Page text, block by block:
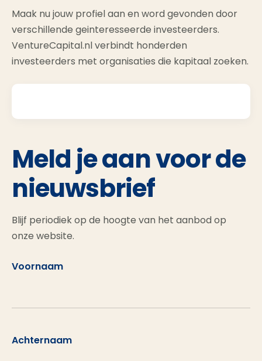
Maak nu jouw profiel aan en word gevonden door
verschillende geinteresseerde investeerders.
VentureCapital.nl verbindt honderden
investeerders met organisaties die kapitaal zoeken.
Meld je aan voor de
nieuwsbrief
Blijf periodiek op de hoogte van het aanbod op
onze website.
Voornaam
Achternaam